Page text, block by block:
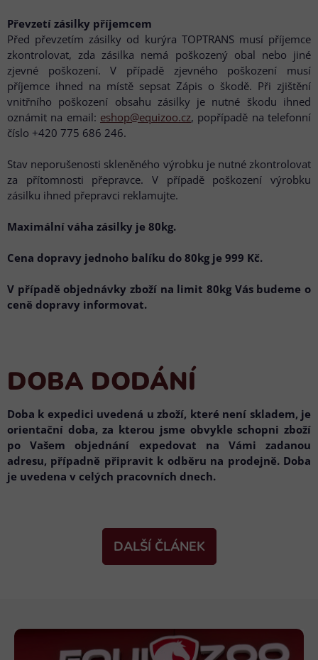
Převzetí zásilky příjemcem
Před převzetím zásilky od kurýra TOPTRANS musí příjemce
zkontrolovat, zda zásilka nemá poškozený obal nebo jiné
zjevné poškození. V případě zjevného poškození musí
příjemce ihned na místě sepsat Zápis o škodě. Při zjištění
vnitřního poškození obsahu zásilky je nutné škodu ihned
oznámit na email: eshop@equizoo.cz, popřípadě na telefonní
číslo +420 775 686 246.
Stav neporušenosti skleněného výrobku je nutné zkontrolovat
za přítomnosti přepravce. V případě poškození výrobku
zásilku ihned přepravci reklamujte.
Maximální váha zásilky je 80kg.
Cena dopravy jednoho balíku do 80kg je 999 Kč.
V případě objednávky zboží na limit 80kg Vás budeme o
ceně dopravy informovat.
DOBA DODÁNÍ
Doba k expedici uvedená u zboží, které není skladem, je
orientační doba, za kterou jsme obvykle schopni zboží
po Vašem objednání expedovat na Vámi zadanou
adresu, případně připravit k odběru na prodejně. Doba
je uvedena v celých pracovních dnech.
DALŠÍ ČLÁNEK